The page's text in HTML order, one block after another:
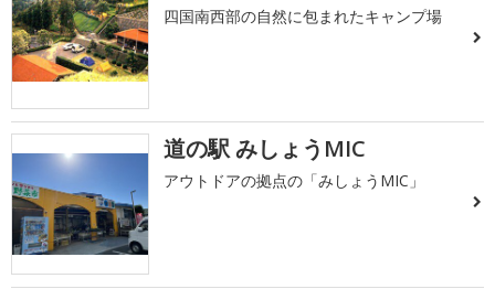
四国南西部の自然に包まれたキャンプ場
道の駅 みしょうMIC
アウトドアの拠点の「みしょうMIC」